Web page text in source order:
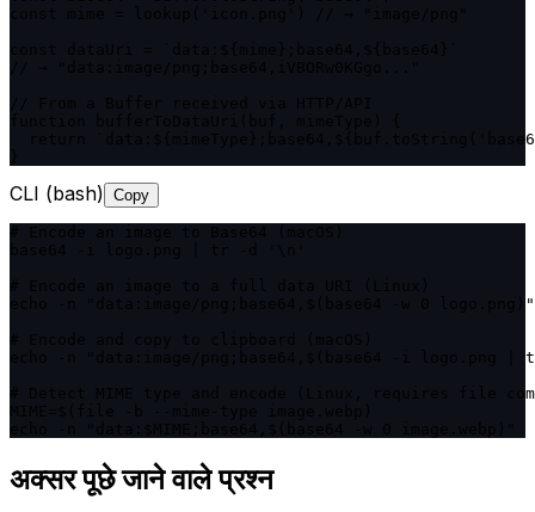
return
CLI (bash) Copy
echo -n "data:image/png;base64,$(base64 -w 0 logo.png)"
echo -n "data:image/png;base64,$(base64 -i
# Detect MIME type and encode (Linux, requires file
अक्सर पूछे जाने वाले प्रश्न